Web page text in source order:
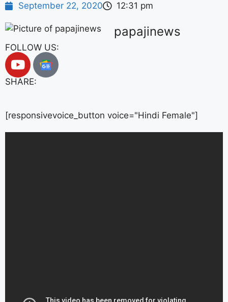
September 22, 2020 12:31 pm
papajinews
FOLLOW US:
SHARE:
[responsivevoice_button voice="Hindi Female"]